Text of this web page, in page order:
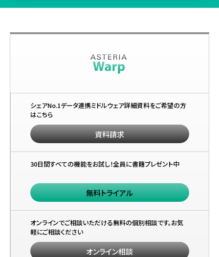
シェアNo.1データ連携ミドルウェア詳細資料をご希望の方
はこちら
資料請求
30日間すべての機能をお試し！全員に書籍プレゼント中
無料トライアル
オンラインでご相談いただける無料の個別相談です。お気
軽にご相談ください
オンライン相談